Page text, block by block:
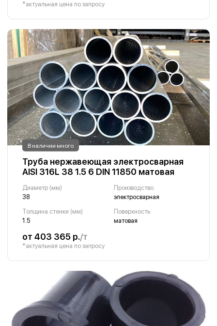
*актуальная цена по запросу
В наличии много
Труба нержавеющая электросварная
AISI 316L 38 1.5 6 DIN 11850 матовая
Диаметр (мм)
38
Производство
электросварная
Толщина стенки (мм)
1.5
Поверхность
матовая
от 403 365 р./т
*актуальная цена по запросу